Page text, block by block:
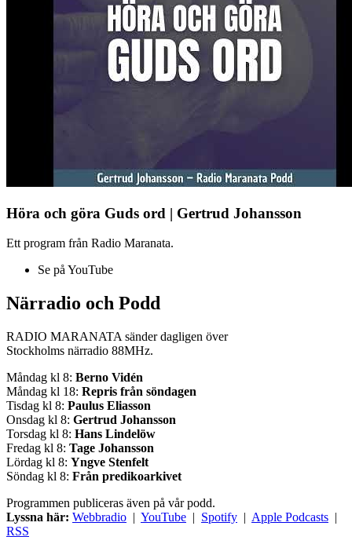
Höra och göra Guds ord | Gertrud Johansson
Ett program från Radio Maranata.
Se på YouTube
Närradio och Podd
RADIO MARANATA sänder dagligen över
Stockholms närradio 88MHz.
Måndag kl 8: Berno Vidén
Måndag kl 18: Repris från söndagen
Tisdag kl 8: Paulus Eliasson
Onsdag kl 8: Gertrud Johansson
Torsdag kl 8: Hans Lindelöw
Fredag kl 8: Tage Johansson
Lördag kl 8: Yngve Stenfelt
Söndag kl 8: Från predikoarkivet
Programmen publiceras även på vår podd.
Lyssna här: Webbradio | YouTube | Spotify | Apple Podcasts |
RSS